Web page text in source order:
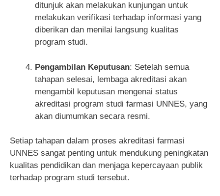
ditunjuk akan melakukan kunjungan untuk
melakukan verifikasi terhadap informasi yang
diberikan dan menilai langsung kualitas
program studi.
Pengambilan Keputusan: Setelah semua
tahapan selesai, lembaga akreditasi akan
mengambil keputusan mengenai status
akreditasi program studi farmasi UNNES, yang
akan diumumkan secara resmi.
Setiap tahapan dalam proses akreditasi farmasi
UNNES sangat penting untuk mendukung peningkatan
kualitas pendidikan dan menjaga kepercayaan publik
terhadap program studi tersebut.